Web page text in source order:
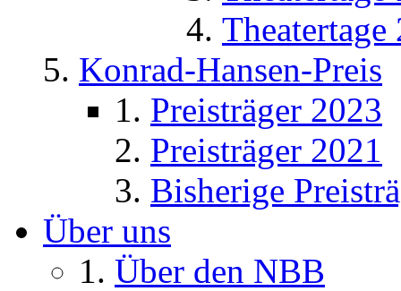
Theatertage
Konrad-Hansen-Preis
Preisträger 2023
Preisträger 2021
Bisherige
Über uns
Über den NBB